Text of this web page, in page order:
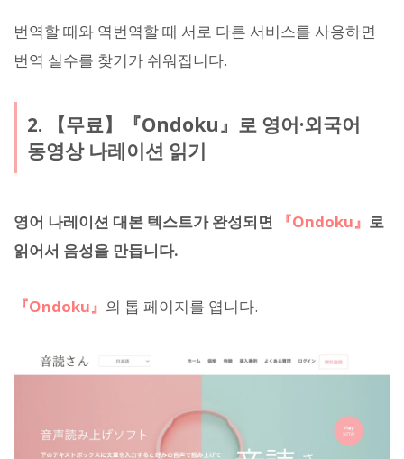
번역할 때와 역번역할 때 서로 다른 서비스를 사용하면
번역 실수를 찾기가 쉬워집니다.
2. 【무료】『Ondoku』로 영어·외국어
동영상 나레이션 읽기
영어 나레이션 대본 텍스트가 완성되면 『Ondoku』 로
읽어서 음성을 만듭니다.
『Ondoku』 의 톱 페이지를 엽니다.